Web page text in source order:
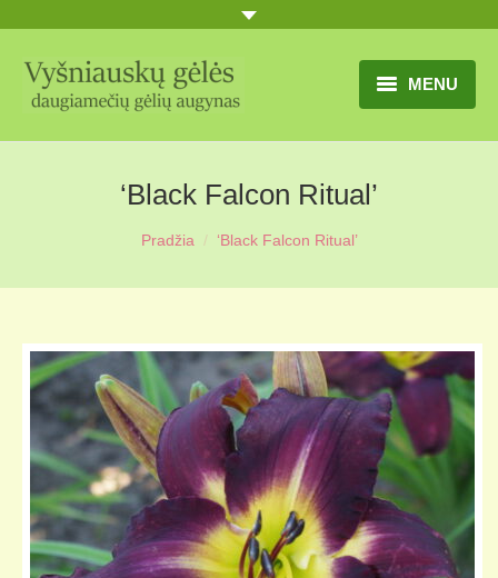
MENU
TITULINIS
GĖLIŲ KATALOGAS
PRANEŠIMAI
KONTAKTAI
APIE MUS
MŪSŲ SODYBA
MŪSŲ AUGYNAS
KELIONIŲ GALERIJA
‘Black Falcon Ritual’
Pradžia ‘Black Falcon Ritual’